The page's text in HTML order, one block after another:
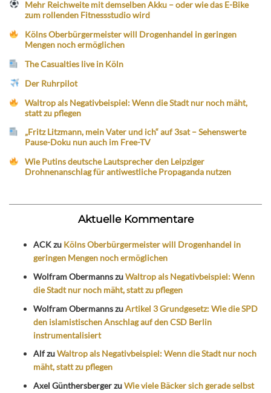
Mehr Reichweite mit demselben Akku – oder wie das E-Bike
zum rollenden Fitnessstudio wird
Kölns Oberbürgermeister will Drogenhandel in geringen
Mengen noch ermöglichen
The Casualties live in Köln
Der Ruhrpilot
Waltrop als Negativbeispiel: Wenn die Stadt nur noch mäht,
statt zu pflegen
„Fritz Litzmann, mein Vater und ich“ auf 3sat – Sehenswerte
Pause-Doku nun auch im Free-TV
Wie Putins deutsche Lautsprecher den Leipziger
Drohnenanschlag für antiwestliche Propaganda nutzen
Aktuelle Kommentare
ACKzu Kölns Oberbürgermeister will Drogenhandel in
geringen Mengen noch ermöglichen
Wolfram ObermannszuWaltrop als Negativbeispiel: Wenn
die Stadt nur noch mäht, statt zu pflegen
Wolfram ObermannszuArtikel 3 Grundgesetz: Wie die SPD
den islamistischen Anschlag auf den CSD Berlin
instrumentalisiert
AlfzuWaltrop als Negativbeispiel: Wenn die Stadt nur noch
mäht, statt zu pflegen
Axel GünthersbergerzuWie viele Bäcker sich gerade selbst